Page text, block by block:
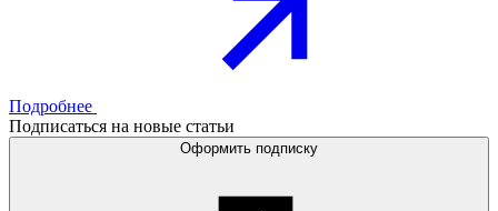
Подробнее
Подписаться на новые статьи
Оформить подписку